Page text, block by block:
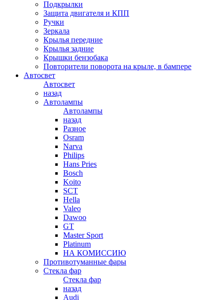
Подкрылки
Защита двигателя и КПП
Ручки
Зеркала
Крылья передние
Крылья задние
Крышки бензобака
Повторители поворота на крыле, в бампере
Автосвет
Автосвет
назад
Автолампы
Автолампы
назад
Разное
Osram
Narva
Philips
Hans Pries
Bosch
Koito
SCT
Hella
Valeo
Dawoo
GT
Master Sport
Platinum
НА КОМИССИЮ
Противотуманные фары
Стекла фар
Стекла фар
назад
Audi